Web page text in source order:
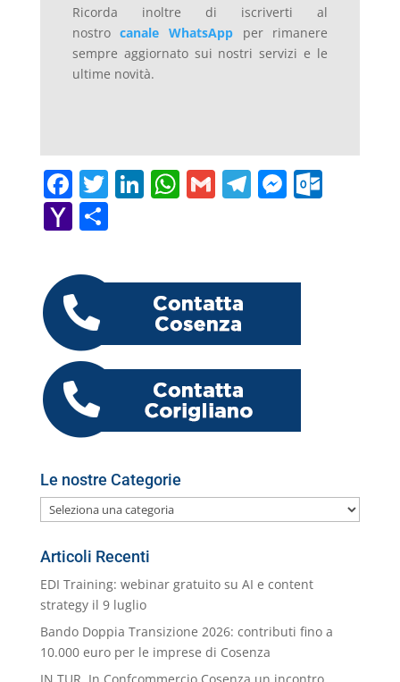
Ricorda inoltre di iscriverti al
nostrocanale WhatsApp per rimanere
sempre aggiornato sui nostri servizi e le
ultime novità.
F
a
c
e
b
o
o
k
T
w
itt
Li
dI
n
W
A
p
p
G T M
er
O
Y
h
o
o
M
ai
l
C
n
di
Le nostre Categorie
Le
nostre
Categorie
Articoli Recenti
EDI Training: webinar gratuito su AI e content
strategy il 9 luglio
Bando Doppia Transizione 2026: contributi fino a
10.000 euro per le imprese di Cosenza